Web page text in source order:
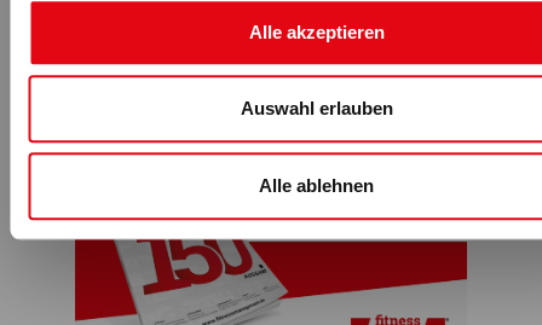
Alle akzeptieren
Auswahl erlauben
Alle ablehnen
du glaubst, dass dir zusteht.“